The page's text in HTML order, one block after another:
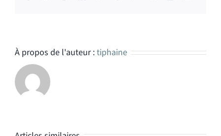
À propos de l'auteur :tiphaine